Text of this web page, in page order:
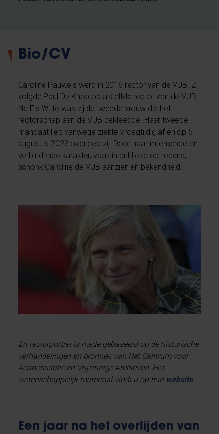
Bio/CV
Caroline Pauwels werd in 2016 rector van de VUB. Zij
volgde Paul De Knop op als elfde rector van de VUB.
Na Els Witte was zij de tweede vrouw die het
rectorschap aan de VUB bekleedde. Haar tweede
mandaat liep vanwege ziekte vroegtijdig af en op 5
augustus 2022 overleed zij. Door haar innemende en
verbindende karakter, vaak in publieke optredens,
schonk Caroline de VUB aanzien en bekendheid.
Dit rectorportret is mede gebaseerd op de historische
verhandelingen en bronnen van Het Centrum voor
Academische en Vrijzinnige Archieven. Het
wetenschappelijk materiaal vindt u op hun website.
Een jaar na het overlijden van